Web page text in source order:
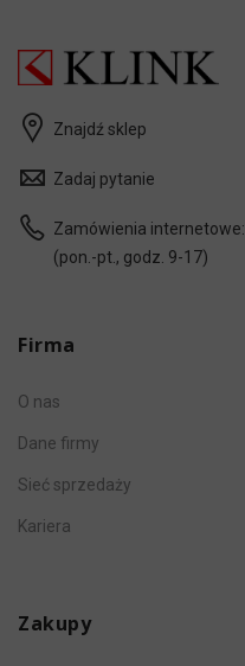
Znajdź sklep
Zadaj pytanie
Zamówienia internetowe:
(pon.-pt., godz. 9-17)
Firma
O nas
Dane firmy
Sieć sprzedaży
Kariera
Zakupy